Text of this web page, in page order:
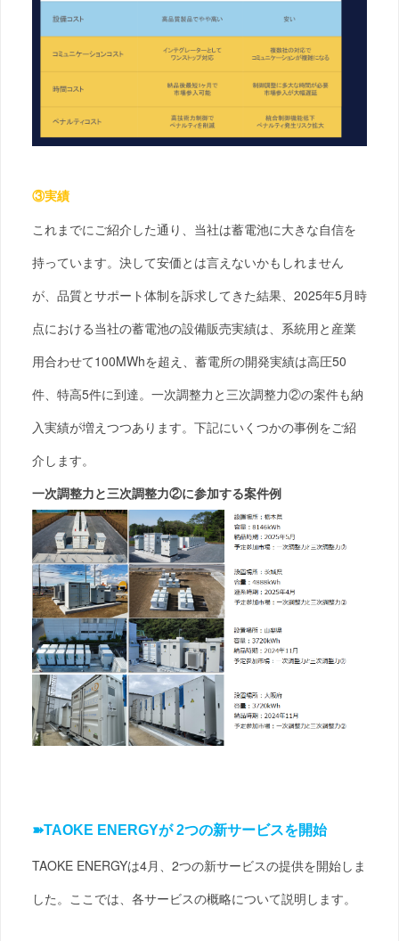
③実績
これまでにご紹介した通り、当社は蓄電池に大きな自信を
持っています。決して安価とは言えないかもしれません
が、品質とサポート体制を訴求してきた結果、2025年5月時
点における当社の蓄電池の設備販売実績は、系統用と産業
用合わせて100MWhを超え、蓄電所の開発実績は高圧50
件、特高5件に到達。一次調整力と三次調整力②の案件も納
入実績が増えつつあります。下記にいくつかの事例をご紹
介します。
一次調整力と三次調整力②に参加する案件例
➽TAOKE ENERGYが 2つの新サービスを開始
TAOKE ENERGYは4月、2つの新サービスの提供を開始しま
した。ここでは、各サービスの概略について説明します。